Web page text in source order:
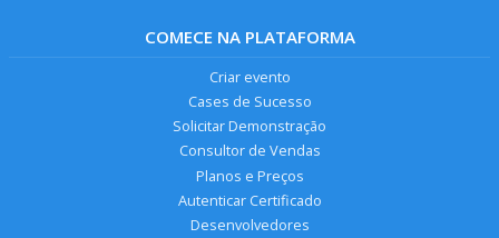
COMECE NA PLATAFORMA
Criar evento
Cases de Sucesso
Solicitar Demonstração
Consultor de Vendas
Planos e Preços
Autenticar Certificado
Desenvolvedores